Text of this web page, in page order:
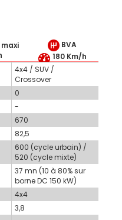
BVA
180 Km/h
4x4 / SUV /
Crossover
0
-
670
82,5
600 (cycle urbain) /
520 (cycle mixte)
37 mn (10 à 80% sur
borne DC 150 kW)
4x4
3,8